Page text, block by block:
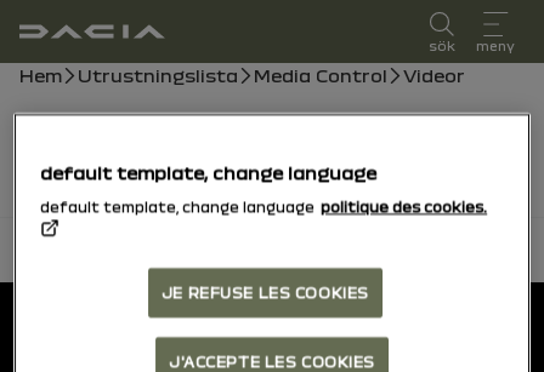
användarmanual
sök meny
Brödsmulor
Hem Utrustningslista Media Control Videor
Videor kommer snart, under tiden kan du konsultera
Användarhandböcker
default template, change language
default template, change language politique des cookies.
JE REFUSE LES COOKIES
J'ACCEPTE LES COOKIES